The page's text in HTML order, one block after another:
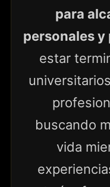
para
personales y
estar
buscando
vida